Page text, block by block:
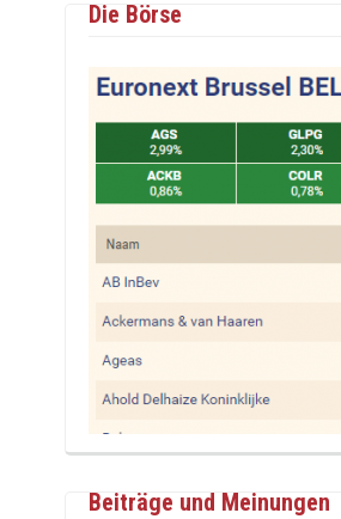
Die Börse
Beiträge und Meinungen